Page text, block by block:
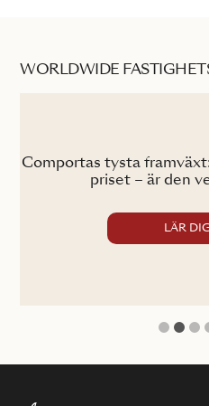
WORLDWIDE
Comportas tysta
priset – är den
LÄR